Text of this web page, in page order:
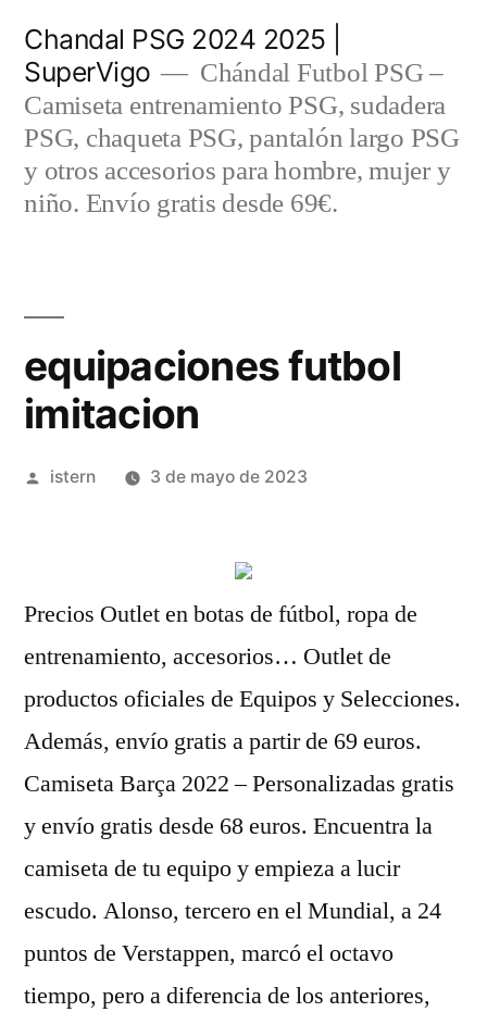
contenido
Chandal PSG 2024 2025 |
SuperVigo
Chándal Futbol PSG –
Camiseta entrenamiento PSG, sudadera
PSG, chaqueta PSG, pantalón largo PSG
y otros accesorios para hombre, mujer y
niño. Envío gratis desde 69€.
equipaciones futbol
imitacion
Publicado
istern 3 de mayo de 2023
Precios Outlet en botas de fútbol, ropa de
entrenamiento, accesorios… Outlet de
productos oficiales de Equipos y Selecciones.
Además, envío gratis a partir de 69 euros.
Camiseta Barça 2022 – Personalizadas gratis
y envío gratis desde 68 euros. Encuentra la
camiseta de tu equipo y empieza a lucir
escudo. Alonso, tercero en el Mundial, a 24
puntos de Verstappen, marcó el octavo
tiempo, pero a diferencia de los anteriores,